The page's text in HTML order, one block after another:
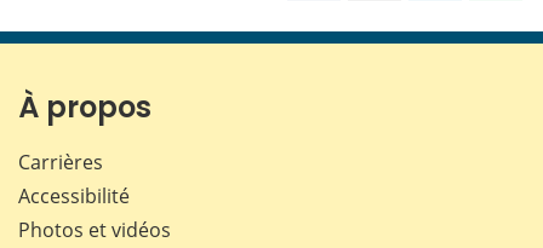
page page page page
À propos
Carrières
Accessibilité
Photos et vidéos